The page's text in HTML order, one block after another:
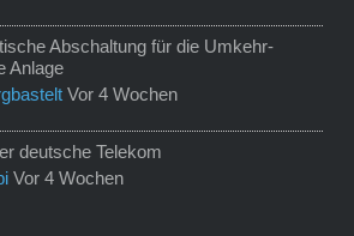
Abschaltung für die Umkehr-
Anlage
Vor 4 Wochen
deutsche Telekom
Vor 4 Wochen